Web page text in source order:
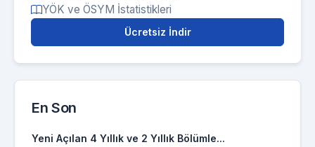
YÖK ve ÖSYM İstatistikleri
Ücretsiz İndir
En Son
Yeni Açılan 4 Yıllık ve 2 Yıllık Bölümle...